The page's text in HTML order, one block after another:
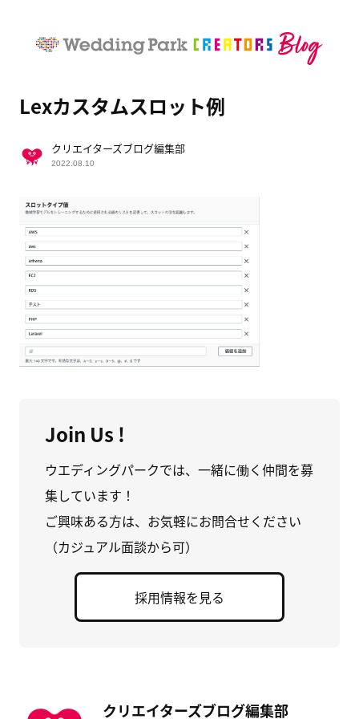
Lexカスタムスロット例
クリエイターズブログ編集部
2022.08.10
Join Us !
ウエディングパークでは、一緒に働く仲間を募
集しています！
ご興味ある方は、お気軽にお問合せください
（カジュアル面談から可）
採用情報を見る
クリエイターズブログ編集部